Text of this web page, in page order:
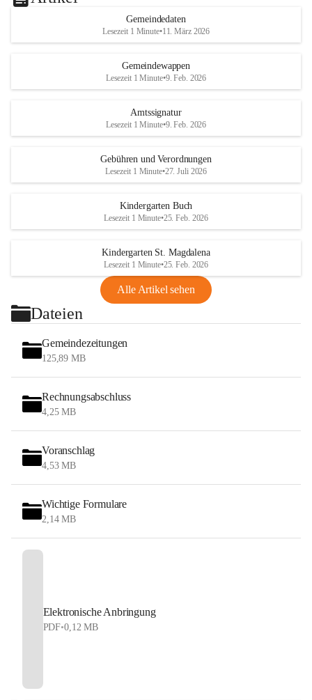
Gemeindedaten
Lesezeit 1 Minute•11. März 2026
Gemeindewappen
Lesezeit 1 Minute•9. Feb. 2026
Amtssignatur
Lesezeit 1 Minute•9. Feb. 2026
Gebühren und Verordnungen
Lesezeit 1 Minute•27. Juli 2026
Kindergarten Buch
Lesezeit 1 Minute•25. Feb. 2026
Kindergarten St. Magdalena
Lesezeit 1 Minute•25. Feb. 2026
Alle Artikel sehen
Dateien
Gemeindezeitungen
125,89 MB
Rechnungsabschluss
4,25 MB
Voranschlag
4,53 MB
Wichtige Formulare
2,14 MB
Elektronische Anbringung
PDF•0,12 MB